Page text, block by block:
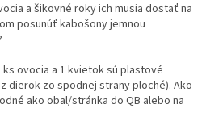
a šikovné roky ich musia dostať na
posunúť kabošony jemnou
ovocia a 1 kvietok sú plastové
dierok zo spodnej strany ploché). Ako
ako obal/stránka do QB alebo na